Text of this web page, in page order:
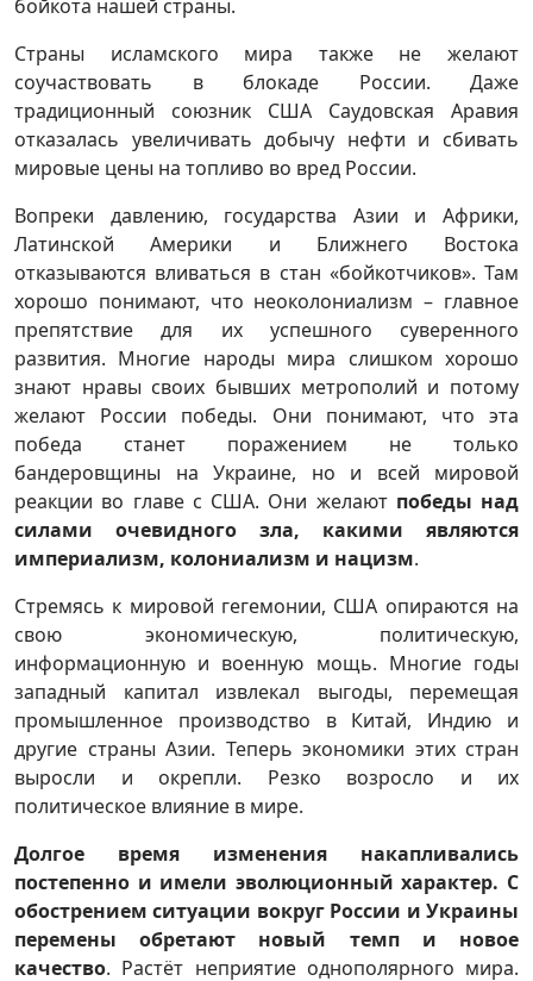
бойкота нашей страны.
Страны исламского мира также не желают
соучаствовать в блокаде России. Даже
традиционный союзник США Саудовская Аравия
отказалась увеличивать добычу нефти и сбивать
мировые цены на топливо во вред России.
Вопреки давлению, государства Азии и Африки,
Латинской Америки и Ближнего Востока
отказываются вливаться в стан «бойкотчиков». Там
хорошо понимают, что неоколониализм – главное
препятствие для их успешного суверенного
развития. Многие народы мира слишком хорошо
знают нравы своих бывших метрополий и потому
желают России победы. Они понимают, что эта
победа станет поражением не только
бандеровщины на Украине, но и всей мировой
реакции во главе с США. Они желают победы над
силами очевидного зла, какими являются
империализм, колониализм и нацизм.
Стремясь к мировой гегемонии, США опираются на
свою экономическую, политическую,
информационную и военную мощь. Многие годы
западный капитал извлекал выгоды, перемещая
промышленное производство в Китай, Индию и
другие страны Азии. Теперь экономики этих стран
выросли и окрепли. Резко возросло и их
политическое влияние в мире.
Долгое время изменения накапливались
постепенно и имели эволюционный характер. С
обострением ситуации вокруг России и Украины
перемены обретают новый темп и новое
качество. Растёт неприятие однополярного мира.